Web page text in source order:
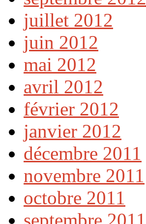
juillet 2012
juin 2012
mai 2012
avril 2012
février 2012
janvier 2012
décembre 2011
novembre 2011
octobre 2011